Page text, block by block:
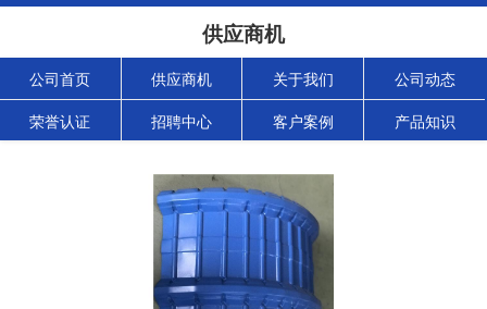
供应商机
公司首页 供应商机 关于我们 公司动态
荣誉认证 招聘中心 客户案例 产品知识